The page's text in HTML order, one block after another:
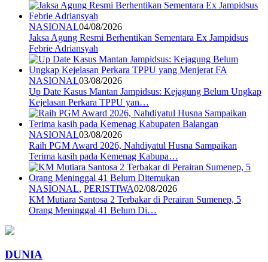
NASIONAL04/08/2026
Jaksa Agung Resmi Berhentikan Sementara Ex Jampidsus
Febrie Adriansyah
NASIONAL03/08/2026
Up Date Kasus Mantan Jampidsus: Kejagung Belum Ungkap
Kejelasan Perkara TPPU yan…
NASIONAL03/08/2026
Raih PGM Award 2026, Nahdiyatul Husna Sampaikan
Terima kasih pada Kemenag Kabupa…
NASIONAL, PERISTIWA02/08/2026
KM Mutiara Santosa 2 Terbakar di Perairan Sumenep, 5
Orang Meninggal 41 Belum Di…
DUNIA